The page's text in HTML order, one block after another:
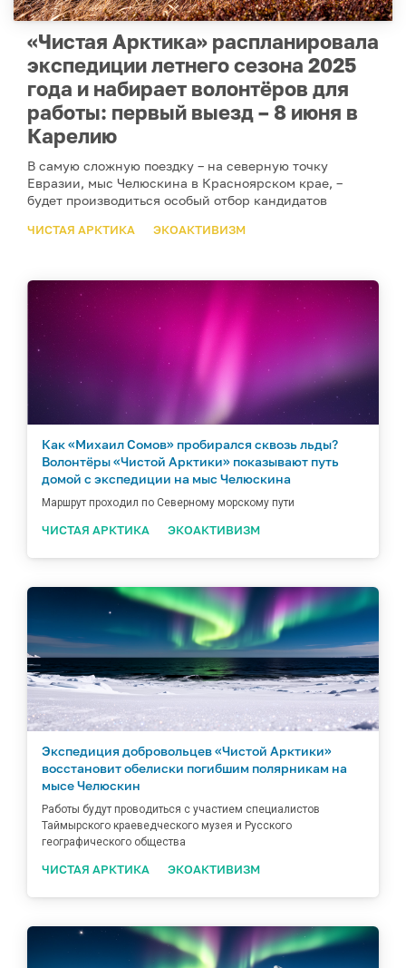
«Чистая Арктика» распланировала
экспедиции летнего сезона 2025
года и набирает волонтёров для
работы: первый выезд – 8 июня в
Карелию
В самую сложную поездку – на северную точку
Евразии, мыс Челюскина в Красноярском крае, –
будет производиться особый отбор кандидатов
ЧИСТАЯ АРКТИКА ЭКОАКТИВИЗМ
Как «Михаил Сомов» пробирался сквозь льды?
Волонтёры «Чистой Арктики» показывают путь
домой с экспедиции на мыс Челюскина
Маршрут проходил по Северному морскому пути
ЧИСТАЯ АРКТИКА ЭКОАКТИВИЗМ
Экспедиция добровольцев «Чистой Арктики»
восстановит обелиски погибшим полярникам на
мысе Челюскин
Работы будут проводиться с участием специалистов
Таймырского краеведческого музея и Русского
географического общества
ЧИСТАЯ АРКТИКА ЭКОАКТИВИЗМ